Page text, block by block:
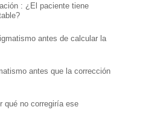
: ¿El paciente tiene
antes de calcular la
antes que la corrección
qué no corregiría ese